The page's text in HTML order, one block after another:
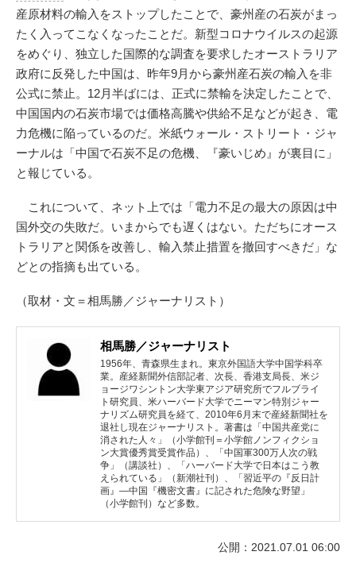
産原材料の輸入をストップしたことで、豪州産の石炭がまっ
たく入ってこなくなったことだ。新型コロナウイルスの起源
をめぐり、独立した国際的な調査を要求したオーストラリア
政府に反発した中国は、昨年9月から豪州産石炭の輸入を非
公式に禁止。12月半ばには、正式に禁輸を決定したことで、
中国国内の石炭市場では価格高騰や供給不足などが起き、電
力危機に陥っているのだ。米紙ウォール・ストリート・ジャ
ーナルは「中国で石炭不足の危機、『豪いじめ』が裏目に」
と報じている。
これについて、ネット上では「電力不足の最大の原因は中
国外交の失敗だ。いまからでも遅くはない。ただちにオース
トラリアと関係を改善し、輸入禁止措置を撤回すべきだ」な
どとの指摘も出ている。
（取材・文＝相馬勝／ジャーナリスト）
相馬勝／ジャーナリスト
1956年、青森県生まれ。東京外国語大学中国学科卒
業。産経新聞外信部記者、次長、香港支局長、米ジ
ョージワシントン大学東アジア研究所でフルブライ
ト研究員、米ハーバード大学でニーマン特別ジャー
ナリズム研究員を経て、2010年6月末で産経新聞社を
退社し現在ジャーナリスト。著書は「中国共産党に
消された人々」（小学館刊＝小学館ノンフィクショ
ン大賞優秀賞受賞作品）、「中国軍300万人次の戦
争」（講談社）、「ハーバード大学で日本はこう教
えられている」（新潮社刊）、「習近平の『反日計
画』―中国『機密文書』に記された危険な野望」
（小学館刊）など多数。
公開：2021.07.01 06:00